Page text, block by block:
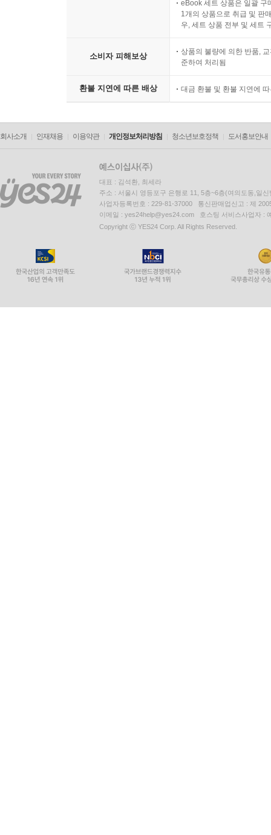
인식해야만 하고 무엇으로 그것을 만족시킬 것인
때문에 살아 있는, 구속당하기 때문에 자유로운
보게 만드는 역할을 한다. 또한 운명을 거스
대비시키며, 진정으로 찾아야 할 것은 운명을
운명을 거스를 수 있는 바로 그 자유 의지 자체라고
담고 있는 「오기 마치의 모험」은 아픈 청춘이,
eBook 세트 상품은 일괄 구
1개의 상품으로 취급 및 판
우, 세트 상품 전부 및 세트
소비자 피해보상
상품의 불량에 의한 반품,
준하여 처리됨
환불 지연에 따른 배상 대금 환불 및 환불 지연에
회사소개 인재채용 이용약관 개인정보처리방침 청소년보호정책 도서홍보안내
대표 : 김석환, 최세라
주소 : 서울시 영등포구 은행로 11, 5층~6층(여의도동,일신
사업자등록번호 : 229-81-37000 통신판매업신고 : 제
이메일 : yes24help@yes24.com 호스팅 서비스사업자 :
Copyright ⓒ YES24 Corp. All Rights Reserved.